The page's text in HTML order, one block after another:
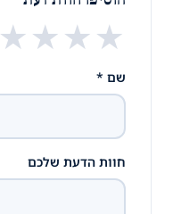
★★★★
שם *
חוות הדעת שלכם